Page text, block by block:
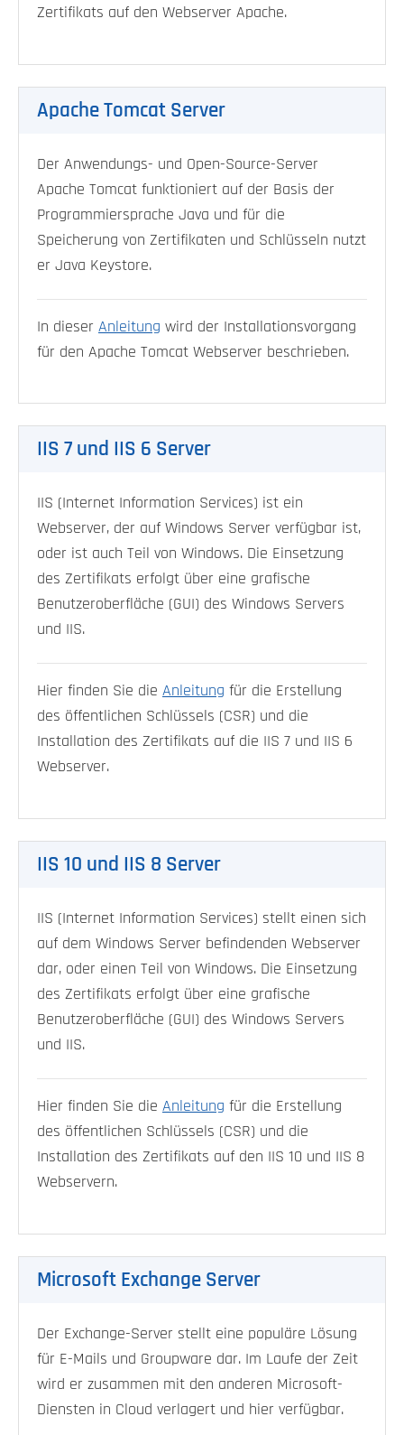
Zertifikats auf den Webserver Apache.
Apache Tomcat Server
Der Anwendungs- und Open-Source-Server
Apache Tomcat funktioniert auf der Basis der
Programmiersprache Java und für die
Speicherung von Zertifikaten und Schlüsseln nutzt
er Java Keystore.
In dieser Anleitung wird der Installationsvorgang
für den Apache Tomcat Webserver beschrieben.
IIS 7 und IIS 6 Server
IIS (Internet Information Services) ist ein
Webserver, der auf Windows Server verfügbar ist,
oder ist auch Teil von Windows. Die Einsetzung
des Zertifikats erfolgt über eine grafische
Benutzeroberfläche (GUI) des Windows Servers
und IIS.
Hier finden Sie die Anleitung für die Erstellung
des öffentlichen Schlüssels (CSR) und die
Installation des Zertifikats auf die IIS 7 und IIS 6
Webserver.
IIS 10 und IIS 8 Server
IIS (Internet Information Services) stellt einen sich
auf dem Windows Server befindenden Webserver
dar, oder einen Teil von Windows. Die Einsetzung
des Zertifikats erfolgt über eine grafische
Benutzeroberfläche (GUI) des Windows Servers
und IIS.
Hier finden Sie die Anleitung für die Erstellung
des öffentlichen Schlüssels (CSR) und die
Installation des Zertifikats auf den IIS 10 und IIS 8
Webservern.
Microsoft Exchange Server
Der Exchange-Server stellt eine populäre Lösung
für E-Mails und Groupware dar. Im Laufe der Zeit
wird er zusammen mit den anderen Microsoft-
Diensten in Cloud verlagert und hier verfügbar.